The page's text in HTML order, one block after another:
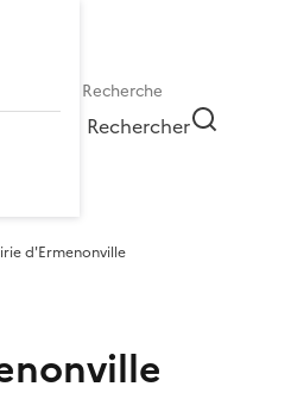
Rechercher
d'Ermenonville